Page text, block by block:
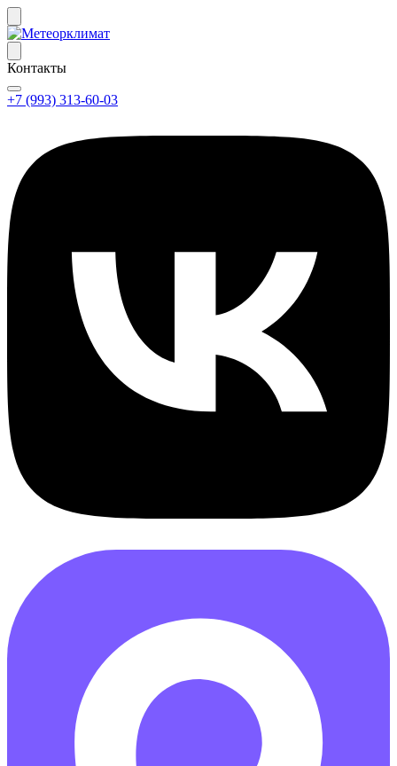
Контакты
+7 (993) 313-60-03